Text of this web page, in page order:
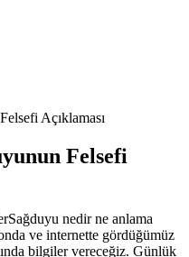
Açıklaması
Felsefi
nedir ne anlama
ve internette gördüğümüz
bilgiler vereceğiz. Günlük